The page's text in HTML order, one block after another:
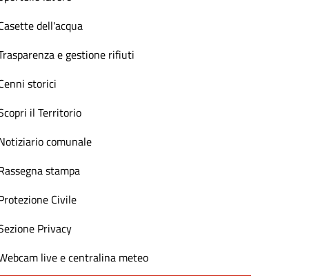
dell'acqua
e gestione rifiuti
storici
il Territorio
comunale
stampa
Civile
Privacy
live e centralina meteo